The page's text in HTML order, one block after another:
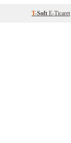
T-Soft E-Ticaret